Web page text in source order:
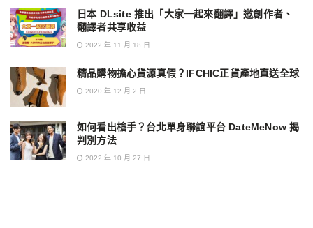
日本 DLsite 推出「大家一起來翻譯」邀創作者、
翻譯者共享收益
2022 年 11 月 18 日
精品購物擔心貨源真假？IFCHIC正貨產地直送全球
2020 年 12 月 2 日
如何看出槍手？台北單身聯誼平台 DateMeNow 揭
判別方法
2022 年 10 月 27 日